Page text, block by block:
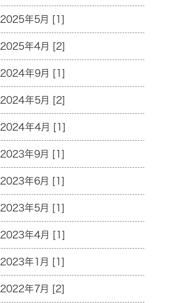
2025年5月 [1]
2025年4月 [2]
2024年9月 [1]
2024年5月 [2]
2024年4月 [1]
2023年9月 [1]
2023年6月 [1]
2023年5月 [1]
2023年4月 [1]
2023年1月 [1]
2022年7月 [2]